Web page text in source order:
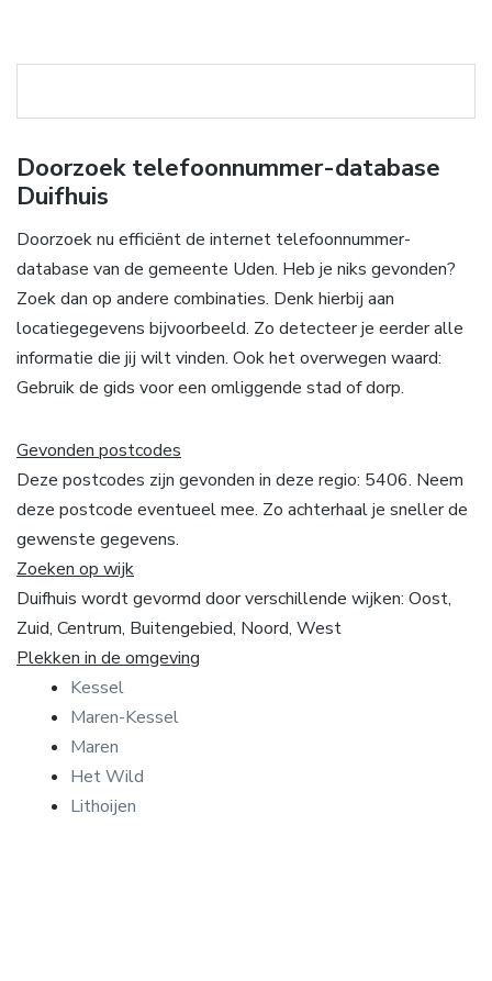
Doorzoek telefoonnummer-database
Duifhuis
Doorzoek nu efficiënt de internet telefoonnummer-
database van de gemeente Uden. Heb je niks gevonden?
Zoek dan op andere combinaties. Denk hierbij aan
locatiegegevens bijvoorbeeld. Zo detecteer je eerder alle
informatie die jij wilt vinden. Ook het overwegen waard:
Gebruik de gids voor een omliggende stad of dorp.
Gevonden postcodes
Deze postcodes zijn gevonden in deze regio: 5406. Neem
deze postcode eventueel mee. Zo achterhaal je sneller de
gewenste gegevens.
Zoeken op wijk
Duifhuis wordt gevormd door verschillende wijken: Oost,
Zuid, Centrum, Buitengebied, Noord, West
Plekken in de omgeving
Kessel
Maren-Kessel
Maren
Het Wild
Lithoijen